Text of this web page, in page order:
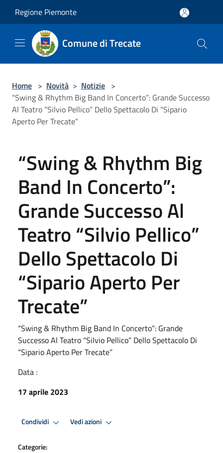
Regione Piemonte
Comune di Trecate
Home > Novità > Notizie >
“Swing & Rhythm Big Band In Concerto”: Grande Successo
Al Teatro “Silvio Pellico” Dello Spettacolo Di “Sipario
Aperto Per Trecate”
“Swing & Rhythm Big
Band In Concerto”:
Grande Successo Al
Teatro “Silvio Pellico”
Dello Spettacolo Di
“Sipario Aperto Per
Trecate”
“Swing & Rhythm Big Band In Concerto”: Grande
Successo Al Teatro “Silvio Pellico” Dello Spettacolo Di
“Sipario Aperto Per Trecate”
Data :
17 aprile 2023
Condividi Vedi azioni
Categorie: